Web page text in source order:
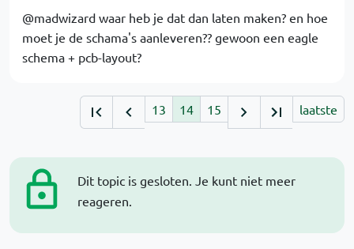
Dit topic is gesloten. Je kunt niet meer
reageren.
@madwizard waar heb je dat dan laten maken? en hoe
moet je de schama's aanleveren?? gewoon een eagle
schema + pcb-layout?
13 14 15 laatste